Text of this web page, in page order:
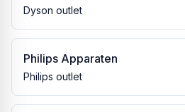
Dyson outlet
Philips Apparaten
Philips outlet